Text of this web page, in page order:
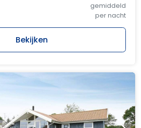
gemiddeld
per nacht
Bekijken